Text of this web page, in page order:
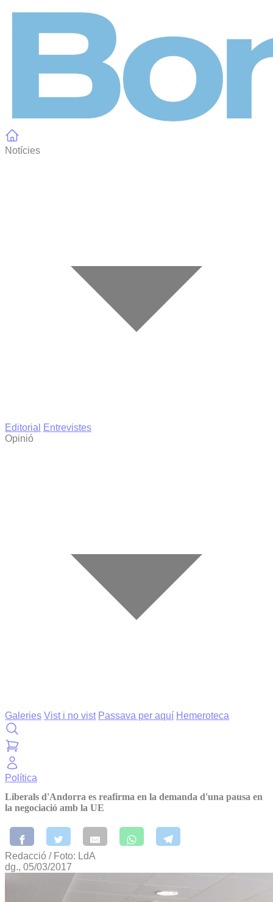
Notícies
Editorial
Entrevistes
Opinió
Galeries Vist i no vist Passava per aquí Hemeroteca
Política
Liberals d'Andorra es reafirma en la demanda d'una pausa en
la negociació amb la UE
Redacció / Foto: LdA
dg., 05/03/2017